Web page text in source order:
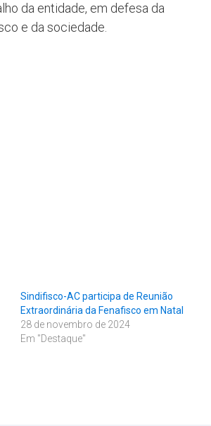
da entidade, em defesa da
e da sociedade.
Sindifisco-AC participa de Reunião
Extraordinária da Fenafisco em Natal
28 de novembro de 2024
Em "Destaque"